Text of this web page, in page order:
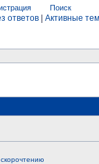
Поиск
ответов Активные